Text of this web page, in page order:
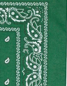
NOŽE
NÁŠIVKY